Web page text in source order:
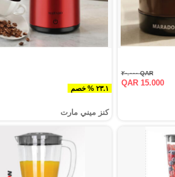
QAR ٢٠.٠٠٠
QAR 15.000
٢٣.١ % خصم
كنز ميني مارت